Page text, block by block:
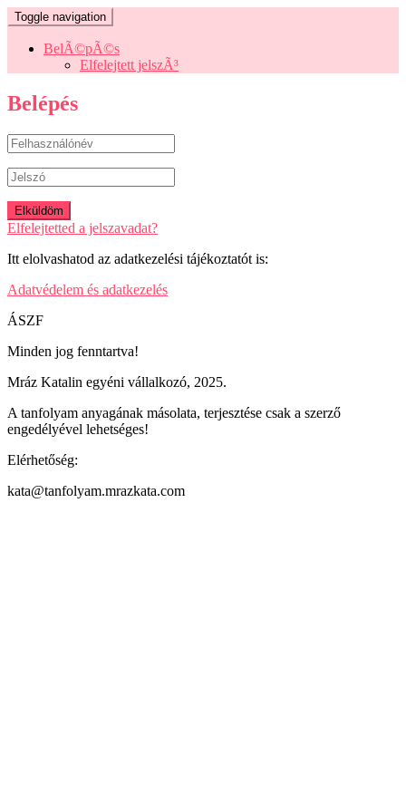
Toggle navigation
BelÃ©pÃ©s
Elfelejtett jelszÃ³
Belépés
Elfelejtetted a jelszavadat?
Itt elolvashatod az adatkezelési tájékoztatót is:
Adatvédelem és adatkezelés
ÁSZF
Minden jog fenntartva!
Mráz Katalin egyéni vállalkozó, 2025.
A tanfolyam anyagának másolata, terjesztése csak a szerző
engedélyével lehetséges!
Elérhetőség:
kata@tanfolyam.mrazkata.com